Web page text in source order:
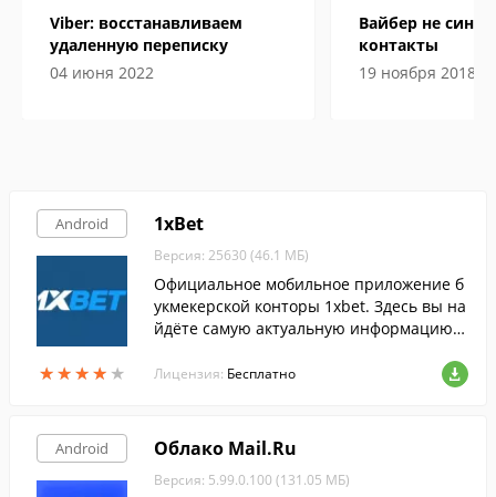
Viber: восстанавливаем
удаленную переписку
04 июня 2022
Вайбер не
контакты
19 ноября 2018
Android
★★★★ ★
★★★★ ★
1xBet
Версия: 25630 (46.1 МБ)
Официальное мобильное приложение б
укмекерской конторы 1xbet. Здесь вы на
йдёте самую актуальную информацию о
ь ставки на любимые спортивные коман
Лицензия: Бесплатно
Android Облако Mail.Ru
Версия: 5.99.0.100 (131.05 МБ)